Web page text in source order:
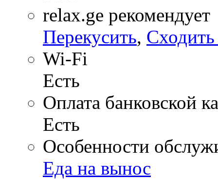
relax.ge рекомендует
Перекусить, Сходить
Wi-Fi
Есть
Оплата банковской
Есть
Особенности
Еда на вынос